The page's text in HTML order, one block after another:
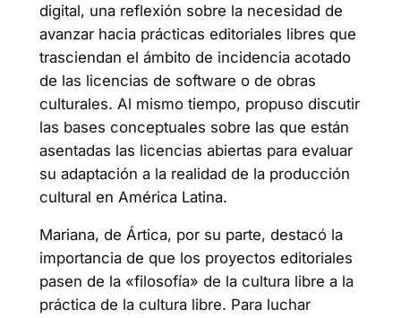
digital, una reflexión sobre la necesidad de
avanzar hacia prácticas editoriales libres que
trasciendan el ámbito de incidencia acotado
de las licencias de software o de obras
culturales. Al mismo tiempo, propuso discutir
las bases conceptuales sobre las que están
asentadas las licencias abiertas para evaluar
su adaptación a la realidad de la producción
cultural en América Latina.
Mariana, de Ártica, por su parte, destacó la
importancia de que los proyectos editoriales
pasen de la «filosofía» de la cultura libre a la
práctica de la cultura libre. Para luchar